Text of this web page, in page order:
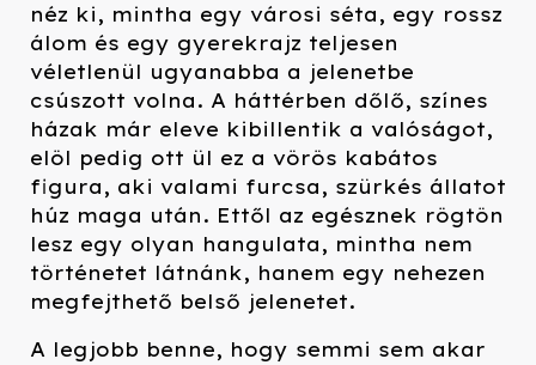
néz ki, mintha egy városi séta, egy rossz
álom és egy gyerekrajz teljesen
véletlenül ugyanabba a jelenetbe
csúszott volna. A háttérben dőlő, színes
házak már eleve kibillentik a valóságot,
elöl pedig ott ül ez a vörös kabátos
figura, aki valami furcsa, szürkés állatot
húz maga után. Ettől az egésznek rögtön
lesz egy olyan hangulata, mintha nem
történetet látnánk, hanem egy nehezen
megfejthető belső jelenetet.
A legjobb benne, hogy semmi sem akar